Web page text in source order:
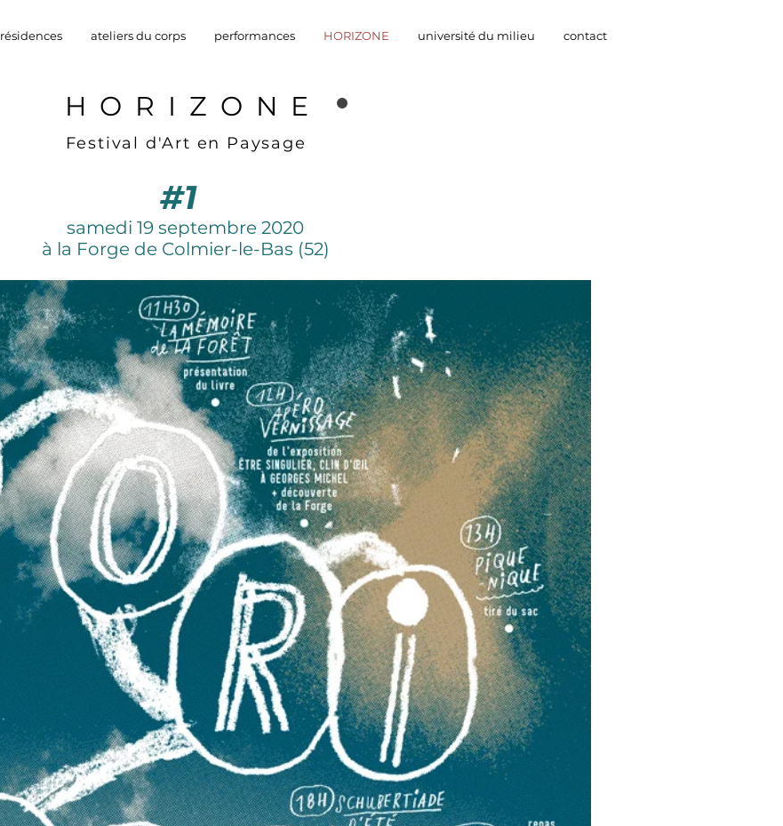
résidences ateliers du corps performances HORIZONE université du milieu contact
HORIZONE
Festival d'Art en Paysage
#1
​samedi 19 septembre 2020
à la Forge de Colmier-le-Bas (52)​​